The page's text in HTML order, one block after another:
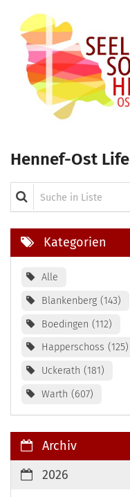
Hennef-Ost Life
Suche in Liste
Kategorien
Alle
Blankenberg
143
Boedingen
112
Happerschoss
125
Uckerath
181
Warth
607
Archiv
2026